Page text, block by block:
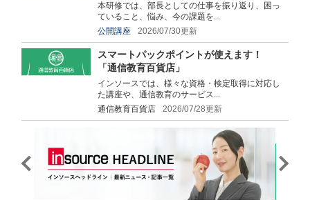
本研修では、部長としての仕事を振り返り、困っ
ていること、悩み、今の課題を...
公開講座
2026/07/30更新
スマートパックポイントが使えます！
「通信教育百貨店」
インソースでは、様々な資格・検定取得に対応し
た講座や、通信教育のサービス...
通信教育百貨店
2026/07/28更新